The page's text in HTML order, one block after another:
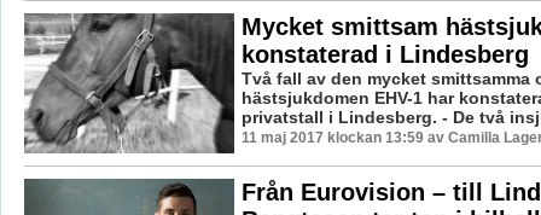
Mycket smittsam
konstaterad i Lindesberg
Två fall av den mycket smittsamma
hästsjukdomen EHV-1 har
privatstall i Lindesberg. - De två
11 maj 2017 klockan 13:59 av Camilla
Från Eurovision – till